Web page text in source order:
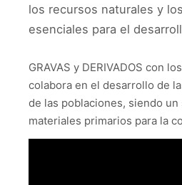
los recursos naturales y
esenciales para el
GRAVAS y DERIVADOS con
colabora en el desarrollo de
de las poblaciones, siendo
materiales primarios para la